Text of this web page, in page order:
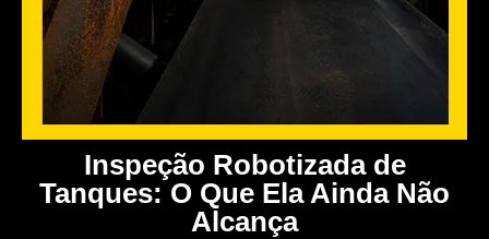
Inspeção Robotizada de
Tanques: O Que Ela Ainda Não
Alcança